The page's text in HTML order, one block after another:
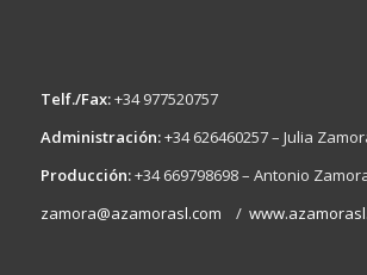
Telf./Fax:+34 977520757
Administración:+34 626460257 – Julia
Producción:+34 669798698 – Antonio
zamora@azamorasl.com /